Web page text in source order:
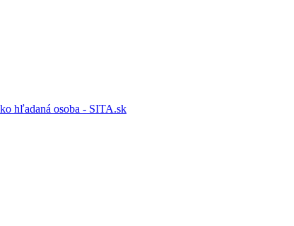
hľadaná osoba - SITA.sk